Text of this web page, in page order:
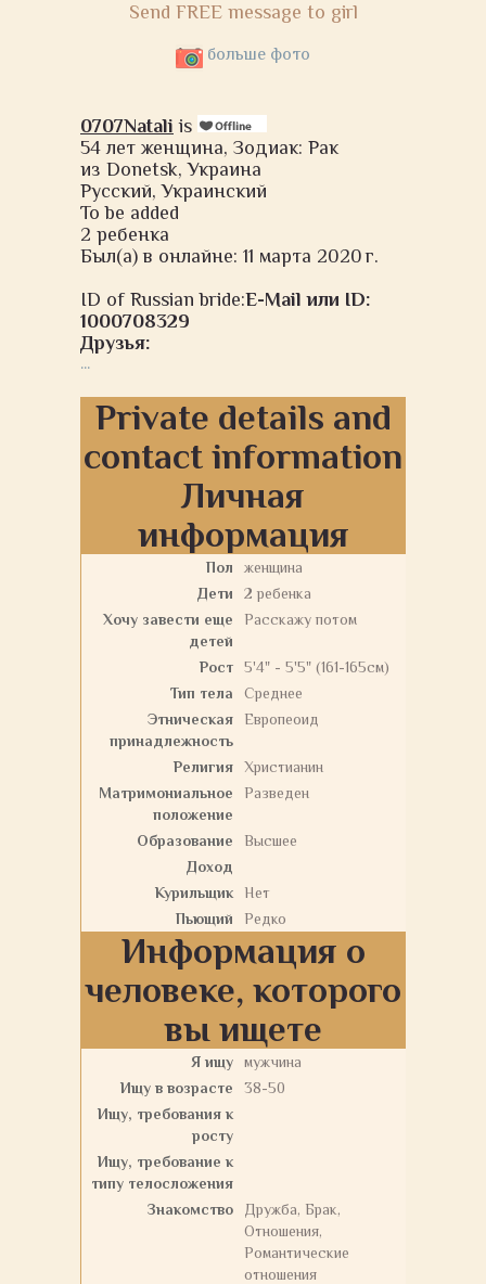
Send FREE message to girl
больше фото
0707Natali is
54 лет женщина, Зодиак: Рак
из Donetsk, Украина
Русский, Украинский
To be added
2 ребенка
Был(а) в онлайне: 11 марта 2020 г.
ID of Russian bride:E-Mail или ID:
1000708329
Друзья:
...
Private details and
contact information
Личная
информация
Пол
женщина
Дети
2 ребенка
Хочу завести еще
детей
Расскажу потом
Рост
5'4" - 5'5" (161-165см)
Тип тела
Среднее
Этническая
принадлежность
Европеоид
Религия
Христианин
Матримониальное
положение
Разведен
Образование
Высшее
Доход
Курильщик
Нет
Пьющий
Редко
Информация о
человеке, которого
вы ищете
Я ищу
мужчина
Ищу в возрасте
38-50
Ищу, требования к
росту
Ищу, требование к
типу телосложения
Знакомство
Дружба, Брак,
Отношения,
Романтические
отношения